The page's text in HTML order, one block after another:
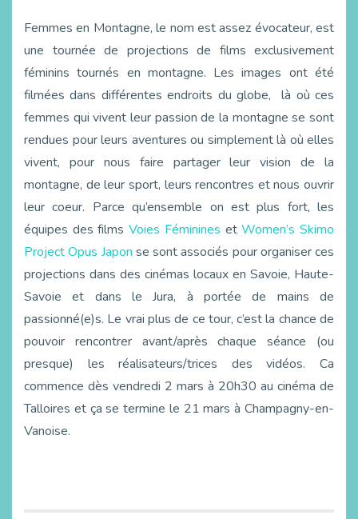
Femmes en Montagne, le nom est assez évocateur, est
une tournée de projections de films exclusivement
féminins tournés en montagne. Les images ont été
filmées dans différentes endroits du globe, là où ces
femmes qui vivent leur passion de la montagne se sont
rendues pour leurs aventures ou simplement là où elles
vivent, pour nous faire partager leur vision de la
montagne, de leur sport, leurs rencontres et nous ouvrir
leur coeur. Parce qu’ensemble on est plus fort, les
équipes des filmsVoies Féminines etWomen’s Skimo
Project Opus Japon se sont associés pour organiser ces
projections dans des cinémas locaux en Savoie, Haute-
Savoie et dans le Jura, à portée de mains de
passionné(e)s. Le vrai plus de ce tour, c’est la chance de
pouvoir rencontrer avant/après chaque séance (ou
presque) les réalisateurs/trices des vidéos. Ca
commence dès vendredi 2 mars à 20h30 au cinéma de
Talloires et ça se termine le 21 mars à Champagny-en-
Vanoise.